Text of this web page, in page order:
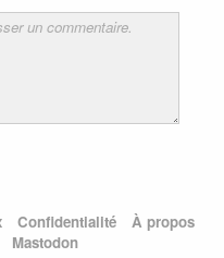
Confidentialité
À propos
Mastodon